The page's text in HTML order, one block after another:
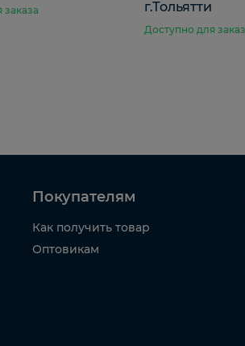
заказа
г.Тольятти
Доступно для
Покупателям
Как получить товар
Оптовикам